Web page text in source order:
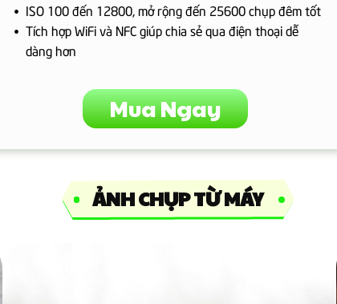
Mua Ngay
ISO 100 đến 12800, mở rộng đến 25600 chụp đêm tốt
Tích hợp WiFi và NFC giúp chia sẻ qua điện thoại dễ
dàng hơn
ẢNH CHỤP TỪ MÁY